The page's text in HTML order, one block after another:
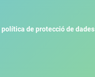
política de protecció de dades